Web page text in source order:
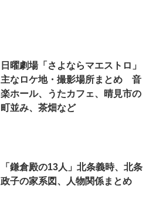
日曜劇場「さよならマエストロ」
主なロケ地・撮影場所まとめ 音
楽ホール、うたカフェ、晴見市の
町並み、茶畑など
「鎌倉殿の13人」北条義時、北条
政子の家系図、人物関係まとめ